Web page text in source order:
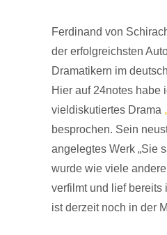
Ferdinand von
der erfolgreichsten
Dramatikern im
Hier auf 24notes habe
vieldiskutiertes Drama
besprochen. Sein
angelegtes Werk „Sie
wurde wie viele
verfilmt und lief bereits
ist derzeit noch in der